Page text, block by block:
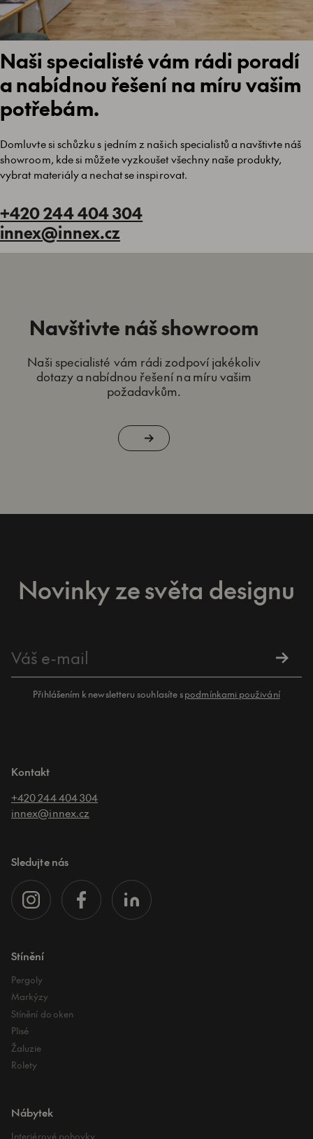
Naši specialisté vám rádi poradí
a nabídnou řešení na míru vašim
potřebám.
Domluvte si schůzku s jedním z našich specialistů a navštivte náš
showroom, kde si můžete vyzkoušet všechny naše produkty,
vybrat materiály a nechat se inspirovat.
+420 244 404 304
innex@innex.cz
Navštivte náš showroom
Naši specialisté vám rádi zodpoví jakékoliv
dotazy a nabídnou řešení na míru vašim
požadavkům.
Novinky ze světa designu
Přihlášením k newsletteru souhlasíte spodmínkami použivání
Kontakt
+420 244 404 304
innex@innex.cz
Sledujte nás
Stínění
Pergoly
Markýzy
Stínění do oken
Plisé
Žaluzie
Rolety
Nábytek
Interiérové pohovky